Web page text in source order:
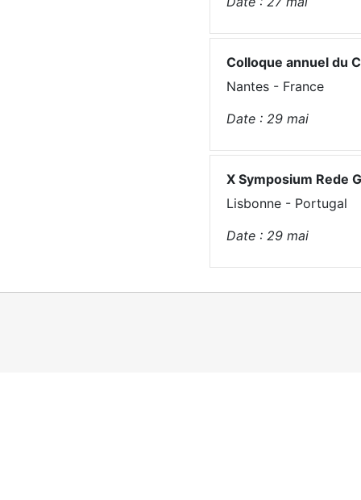
Colloque annuel du
Nantes - France
Date : 29 mai
X Symposium Rede
Lisbonne - Portugal
Date : 29 mai